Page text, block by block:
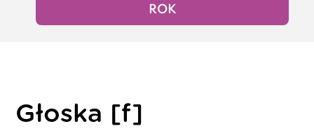
ROK
Głoska [f]